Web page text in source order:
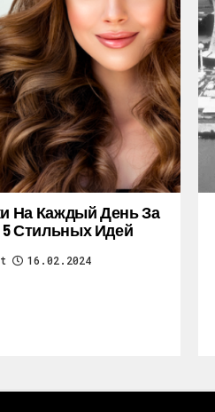
На Каждый День За
5 Стильных Идей
16.02.2024